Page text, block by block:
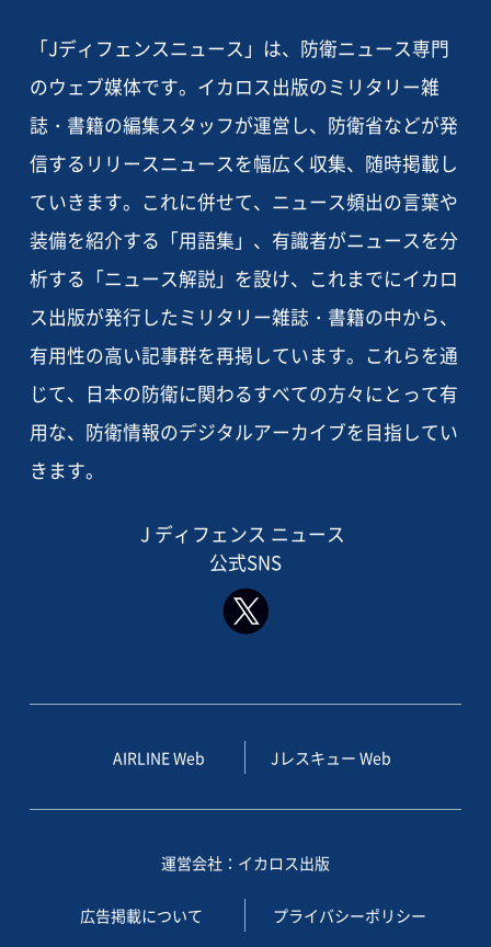
「Jディフェンスニュース」は、防衛ニュース専門
のウェブ媒体です。イカロス出版のミリタリー雑
誌・書籍の編集スタッフが運営し、防衛省などが発
信するリリースニュースを幅広く収集、随時掲載し
ていきます。これに併せて、ニュース頻出の言葉や
装備を紹介する「用語集」、有識者がニュースを分
析する「ニュース解説」を設け、これまでにイカロ
ス出版が発行したミリタリー雑誌・書籍の中から、
有用性の高い記事群を再掲しています。これらを通
じて、日本の防衛に関わるすべての方々にとって有
用な、防衛情報のデジタルアーカイブを目指してい
きます。
J ディフェンス ニュース
公式SNS
AIRLINE Web Jレスキュー Web
運営会社：イカロス出版
広告掲載について プライバシーポリシー